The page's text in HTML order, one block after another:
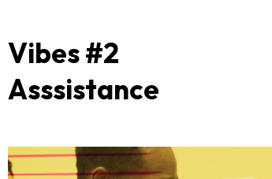
Vibes #2
Asssistance